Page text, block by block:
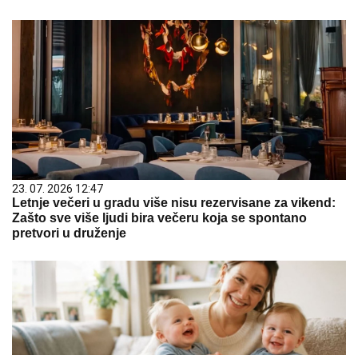
23. 07. 2026 12:47
Letnje večeri u gradu više nisu rezervisane za vikend:
Zašto sve više ljudi bira večeru koja se spontano
pretvori u druženje